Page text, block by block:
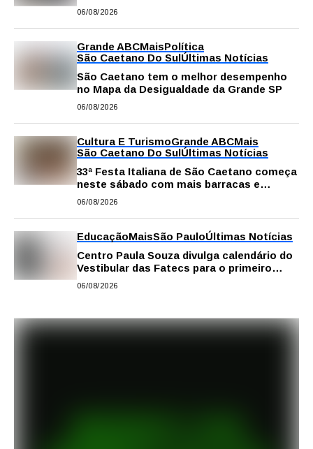
público
06/08/2026
Grande ABCMaisPolítica
São Caetano Do SulÚltimas Notícias
São Caetano tem o melhor desempenho
no Mapa da Desigualdade da Grande SP
06/08/2026
Cultura E TurismoGrande ABCMais
São Caetano Do SulÚltimas Notícias
33ª Festa Italiana de São Caetano começa
neste sábado com mais barracas e
novidades em decoração e atrações
06/08/2026
EducaçãoMaisSão PauloÚltimas Notícias
Centro Paula Souza divulga calendário do
Vestibular das Fatecs para o primeiro
semestre de 2027
06/08/2026